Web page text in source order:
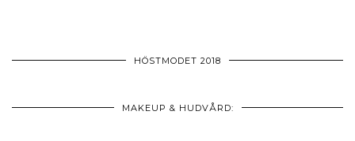
HÖSTMODET 2018
MAKEUP & HUDVÅRD: